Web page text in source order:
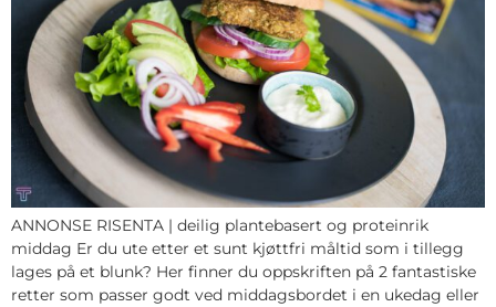
ANNONSE RISENTA | deilig plantebasert og proteinrik
middag Er du ute etter et sunt kjøttfri måltid som i tillegg
lages på et blunk? Her finner du oppskriften på 2 fantastiske
retter som passer godt ved middagsbordet i en ukedag eller